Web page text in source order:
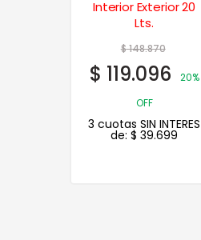
Caucho Clorado 4
Lts.
Pr. Lista desde2:
0
Pr. Online desde:
$ 0
3 cuotas SIN
INTERES desde: